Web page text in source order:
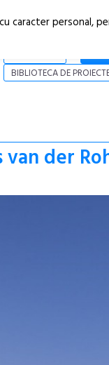
BIBLIOTECA DE
der
caracter personal,